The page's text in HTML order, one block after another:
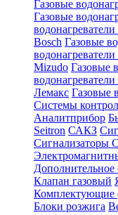
Газовые
Газовые
Bosch Газовые
Mizudo Газовые
Лемакс Газовые
Системы
Аналитприбор
Seitron САКЗ
Сигнализаторы
Дополнительное
Клапан газовый
Комплектующие
Блоки розжига